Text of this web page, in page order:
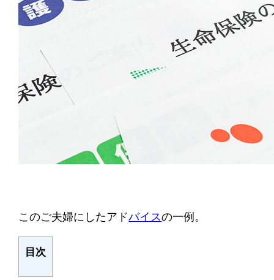
このご夫婦にしたアドバイスの一例。
目次